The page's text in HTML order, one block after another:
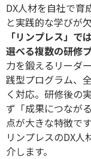
DX人材を自社で育
と実践的な学びが
「リンプレス」で
選べる複数の研修
力を鍛えるリーダ
践型プログラム、
く対応。研修後の
ず「成果につながる
点が大きな特徴です
リンプレスのDX人
介します。